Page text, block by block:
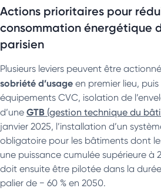
Actions prioritaires pour
consommation énergétique
parisien
Plusieurs leviers peuvent être
sobriété d’usage en premier lieu,
équipements CVC, isolation de
d’une GTB (gestion technique du
janvier 2025, l’installation d’un
obligatoire pour les bâtiments dont
une puissance cumulée supérieure à
doit ensuite être pilotée dans la durée
palier de − 60 % en 2050.